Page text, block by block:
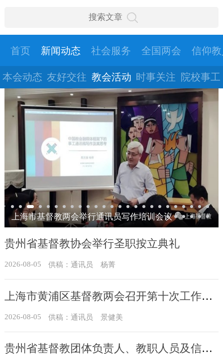
首页 新闻动态 社会服务 全国两会 信仰
本会动态 友好交往 教会活动 时事关注 院校事工
上海市基督教两会举行通讯员写作培训会议
贵州省基督教协会举行圣职按立典礼
2026-08-05 供稿：通讯员 杨菁
上海市黄浦区基督教两会召开第十次工作会议暨沐恩堂管理机构七月份联席会议
2026-08-05 供稿：通讯员 景健美
贵州省基督教团体负责人、教职人员及信众骨干培训班在贵州圣经学校举办